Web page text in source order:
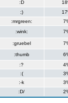
:D
;)
:mrgreen:
:wink:
:gruebel
:thumb
:?
:(
:-k
:D/